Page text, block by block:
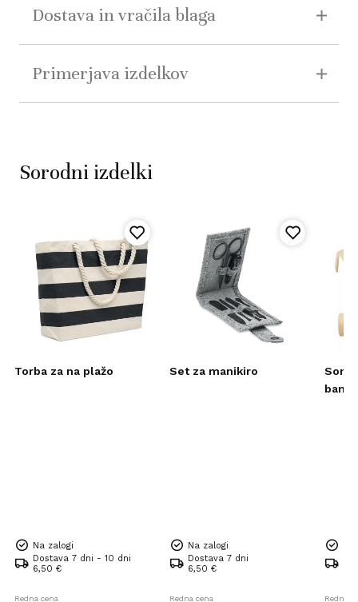
Dostava in vračila blaga
Primerjava izdelkov
Sorodni izdelki
Torba za na plažo
Na zalogi
Dostava 7 dni - 10 dni
6,50 €
Redna cena
Set za manikiro
Na zalogi
Dostava 7 dni
6,50 €
Redna cena Redna